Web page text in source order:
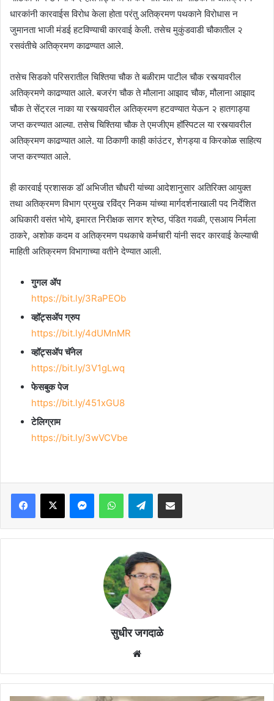
धारकांनी कारवाईस विरोध केला होता परंतु अतिक्रमण पथकाने विरोधास न
जुमानता भाजी मंडई हटविण्याची कारवाई केली. तसेच मुकुंडवाडी चौकातील २
रसवंतीचे अतिक्रमण काढण्यात आले.
तसेच सिडको परिसरातील चिश्तिया चौक ते बळीराम पाटील चौक रस्त्यावरील
अतिक्रमणे काढण्यात आले. बजरंग चौक ते मौलाना आझाद चौक, मौलाना आझाद
चौक ते सेंट्रल नाका या रस्त्यावरील अतिक्रमण हटवण्यात येऊन २ हातगाड्या
जप्त करण्यात आल्या. तसेच चिश्तिया चौक ते एमजीएम हॉस्पिटल या रस्त्यावरील
अतिक्रमण काढण्यात आले. या ठिकाणी काही कांउंटर, शेगड्या व किरकोळ साहित्य
जप्त करण्यात आले.
ही कारवाई प्रशासक डॉ अभिजीत चौधरी यांच्या आदेशानुसार अतिरिक्त आयुक्त
तथा अतिक्रमण विभाग प्रमुख रविंद्र निकम यांच्या मार्गदर्शनाखाली पद निर्देशित
अधिकारी वसंत भोये, इमारत निरीक्षक सागर श्रेष्ठ, पंडित गवळी, एसआय निर्मला
ठाकरे, अशोक कदम व अतिक्रमण पथकाचे कर्मचारी यांनी सदर कारवाई केल्याची
माहिती अतिक्रमण विभागाच्या वतीने देण्यात आली.
गुगल ॲप
https://bit.ly/3RaPEOb
व्हॉट्सॲप ग्रुप
https://bit.ly/4dUMnMR
व्हॉट्सॲप चॅनेल
https://bit.ly/3V1gLwq
फेसबुक पेज
https://bit.ly/451xGU8
टेलिग्राम
https://bit.ly/3wVCVbe
Facebook
X MessengerWhatsAppTelegramShare via Email
सुधीर जगदाळे